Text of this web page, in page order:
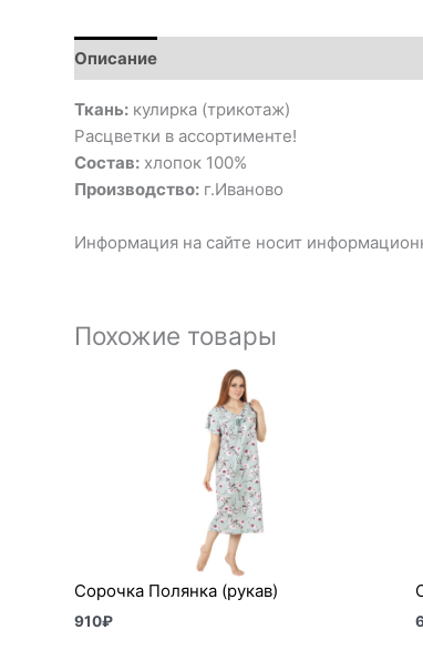
Описание
Ткань: кулирка (трикотаж)
Расцветки в ассортименте!
Состав: хлопок 100%
Производство: г.Иваново
Информация на сайте носит
Похожие товары
Сорочка Полянка (рукав)
910₽